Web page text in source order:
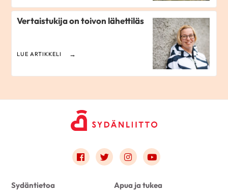
Vertaistukija on toivon lähettiläs
LUE ARTIKKELI
Link to facebook
Link to twitter
Link to instagram
Link to youtube
Sydäntietoa Apua ja tukea